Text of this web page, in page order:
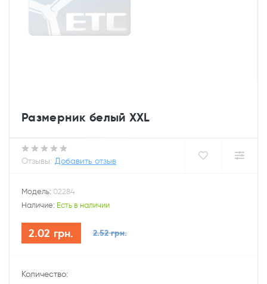
Размерник белый XXL
Отзывы: Добавить отзыв
Модель: 02284
Наличие: Есть в наличии
2.02 грн. 2.52 грн.
Количество: